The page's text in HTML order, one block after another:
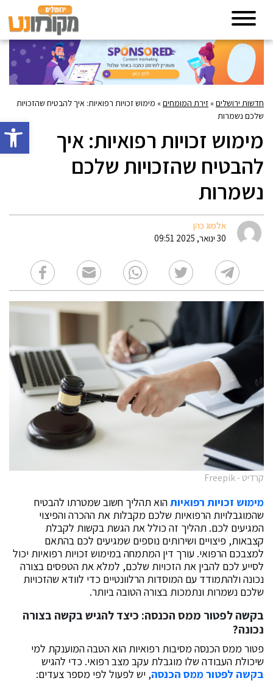
פתח
חדשות ירושלים» זירת המומחים» מימוש זכויות רפואיות: איך להבטיח שהזכויות
שלכם נשמרות
מימוש זכויות רפואיות: איך
להבטיח שהזכויות שלכם
נשמרות
אלמוג כהן
30 ינואר, 2025 09:51
קרדיט - Freepik
מימוש זכויות רפואיותהוא תהליך חשוב שמטרתו להבטיח
שהמוגבלויות הרפואיות שלכם מקבלות את ההכרה והפיצוי
המגיעים לכם. תהליך זה כולל את הגשת בקשות לקבלת
קצבאות, פיצויים ושירותים נוספים שמגיעים לכם בהתאם
למצבכם הרפואי. עורך דין המתמחה במימוש זכויות רפואיות יכול
לסייע לכם להבין את הזכויות שלכם, למלא את הטפסים בצורה
נכונה ולהתמודד עם המוסדות הרלוונטיים כדי לוודא שהזכויות
שלכם נשמרות ונתמכות בצורה הטובה ביותר.
בקשה לפטור ממס הכנסה: כיצד להגיש בקשה בצורה
נכונה?
פטור ממס הכנסה מסיבות רפואיות הוא הטבה המוענקת למי
שיכולת העבודה שלו מוגבלת עקב מצב רפואי. כדי להגיש
בקשה לפטור ממס הכנסה, יש לפעול לפי מספר צעדים: